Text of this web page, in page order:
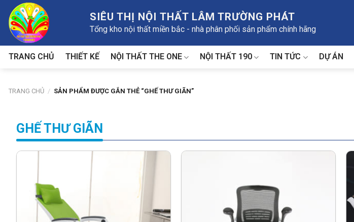
Skip
content
SIÊU THỊ NỘI THẤT LÂM TRƯỜNG PHÁT
Tổng kho nội thất miền bắc - nhà phân phối sản phẩm chính hãng
TRANG CHỦ THIẾT KẾ NỘI THẤT THE ONE NỘI THẤT 190 TIN TỨC DỰ ÁN
TRANG CHỦ / SẢN PHẨM ĐƯỢC GẮN THẺ “GHẾ THƯ GIÃN”
GHẾ THƯ GIÃN